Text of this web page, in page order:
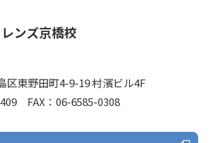
ンズ京橋校
区東野田町4-9-19 村濱ビル4F
FAX：06-6585-0308